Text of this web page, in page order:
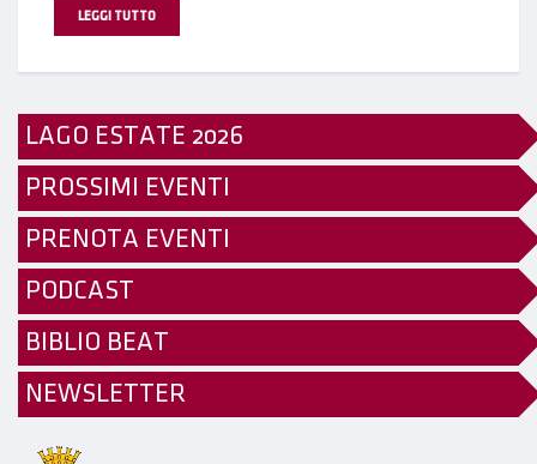
LEGGI TUTTO
LAGO ESTATE 2026
PROSSIMI EVENTI
PRENOTA EVENTI
PODCAST
BIBLIO BEAT
NEWSLETTER